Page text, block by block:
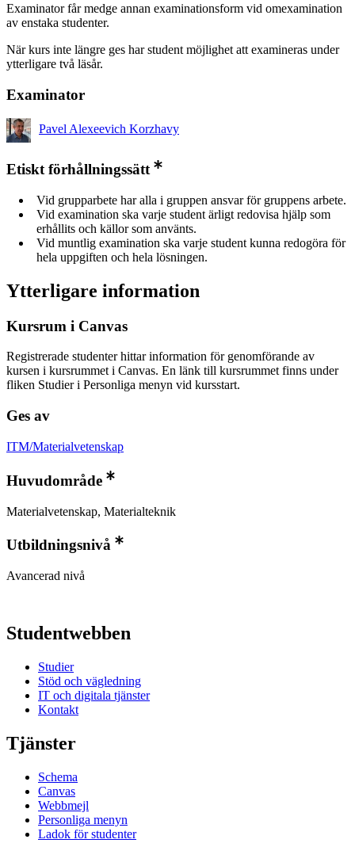
Examinator får medge annan examinationsform vid omexamination
av enstaka studenter.
När kurs inte längre ges har student möjlighet att examineras under
ytterligare två läsår.
Examinator
Pavel Alexeevich Korzhavy
Etiskt förhållningssätt
Vid grupparbete har alla i gruppen ansvar för gruppens arbete.
Vid examination ska varje student ärligt redovisa hjälp som
erhållits och källor som använts.
Vid muntlig examination ska varje student kunna redogöra för
hela uppgiften och hela lösningen.
Ytterligare information
Kursrum i Canvas
Registrerade studenter hittar information för genomförande av
kursen i kursrummet i Canvas. En länk till kursrummet finns under
fliken Studier i Personliga menyn vid kursstart.
Ges av
ITM/Materialvetenskap
Huvudområde
Materialvetenskap, Materialteknik
Utbildningsnivå
Avancerad nivå
Studentwebben
Studier
Stöd och vägledning
IT och digitala tjänster
Kontakt
Tjänster
Schema
Canvas
Webbmejl
Personliga menyn
Ladok för studenter